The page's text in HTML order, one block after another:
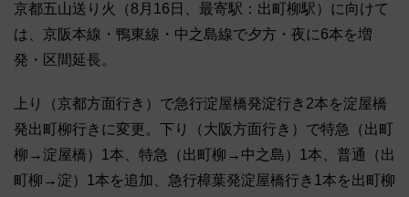
京都五山送り火（8月16日、最寄駅：出町柳駅）に向けて
は、京阪本線・鴨東線・中之島線で夕方・夜に6本を増
発・区間延長。
上り（京都方面行き）で急行淀屋橋発淀行き2本を淀屋橋
発出町柳行きに変更。下り（大阪方面行き）で特急（出町
柳→淀屋橋）1本、特急（出町柳→中之島）1本、普通（出
町柳→淀）1本を追加、急行樟葉発淀屋橋行き1本を出町柳